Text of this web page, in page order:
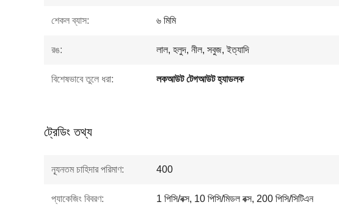
শেকল ব্যাস: ৬ মিমি
রঙ: লাল, হলুদ, নীল, সবুজ, ইত্যাদি
বিশেষভাবে তুলে ধরা: লকআউট টেগআউট হ্যাডলক
ট্রেডিং তথ্য
ন্যূনতম চাহিদার পরিমাণ: 400
প্যাকেজিং বিবরণ: 1 পিসি/বক্স, 10 পিসি/মিডল বক্স, 200 পিসি/সিটিএন